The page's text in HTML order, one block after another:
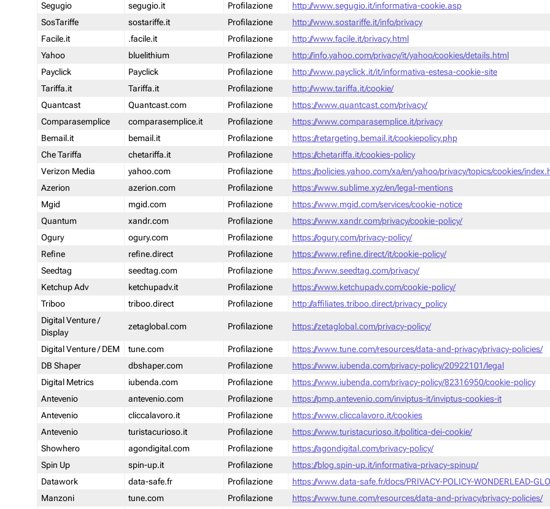
Segugio
segugio.it Profilazione
http://www.segugio.it/informativa-cookie.asp
SosTariffe
sostariffe.it Profilazione
http://www.sostariffe.it/info/privacy
Facile.it
.facile.it Profilazione
http://www.facile.it/privacy.html
Yahoo
bluelithium Profilazione
http://info.yahoo.com/privacy/it/yahoo/cookies/details.html
Payclick
Payclick Profilazione
http://www.payclick.it/it/informativa-estesa-cookie-site
Tariffa.it
Tariffa.it Profilazione
http://www.tariffa.it/cookie/
Quantcast
Quantcast.com Profilazione
https://www.quantcast.com/privacy/
Comparasemplice
comparasemplice.it Profilazione
https://www.comparasemplice.it/privacy
Bemail.it
bemail.it Profilazione
https://retargeting.bemail.it/cookiepolicy.php
Che Tariffa
chetariffa.it Profilazione
https://chetariffa.it/cookies-policy
Verizon Media
yahoo.com Profilazione
https://policies.yahoo.com/xa/en/yahoo/privacy/topics/cookies/
Azerion
azerion.com Profilazione
https://www.sublime.xyz/en/legal-mentions
Mgid
mgid.com Profilazione
https://www.mgid.com/services/cookie-notice
Quantum
xandr.com Profilazione
https://www.xandr.com/privacy/cookie-policy/
Ogury
ogury.com Profilazione
https://ogury.com/privacy-policy/
Refine
refine.direct Profilazione
https://www.refine.direct/it/cookie-policy/
Seedtag
seedtag.com Profilazione
https://www.seedtag.com/privacy/
Ketchup Adv
ketchupadv.it Profilazione
https://www.ketchupadv.com/cookie-policy/
Triboo
triboo.direct Profilazione
http://affiliates.triboo.direct/privacy_policy
Digital Venture /
Display
zetaglobal.com Profilazione https://zetaglobal.com/privacy-policy/
Digital Venture / DEM tune.com Profilazione
https://www.tune.com/resources/data-and-privacy/privacy-policies/
DB Shaper
dbshaper.com Profilazione
https://www.iubenda.com/privacy-policy/20922101/legal
Digital Metrics
iubenda.com Profilazione
https://www.iubenda.com/privacy-policy/82316950/cookie-policy
Antevenio
antevenio.com Profilazione
https://pmp.antevenio.com/inviptus-it/inviptus-cookies-it
Antevenio
cliccalavoro.it Profilazione
https://www.cliccalavoro.it/cookies
Antevenio
turistacurioso.it Profilazione
https://www.turistacurioso.it/politica-dei-cookie/
Showhero
agondigital.com Profilazione
https://agondigital.com/privacy-policy/
Spin Up
spin-up.it Profilazione
https://blog.spin-up.it/informativa-privacy-spinup/
Datawork
data-safe.fr Profilazione
https://www.data-safe.fr/docs/PRIVACY-POLICY-WONDERLEAD-
Manzoni
tune.com Profilazione
https://www.tune.com/resources/data-and-privacy/privacy-policies/